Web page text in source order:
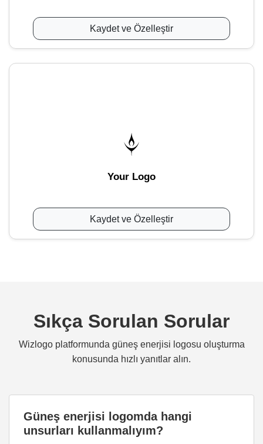
Kaydet ve Özelleştir
Your Logo
Kaydet ve Özelleştir
Sıkça Sorulan Sorular
Wizlogo platformunda güneş enerjisi logosu oluşturma
konusunda hızlı yanıtlar alın.
Güneş enerjisi logomda hangi
unsurları kullanmalıyım?